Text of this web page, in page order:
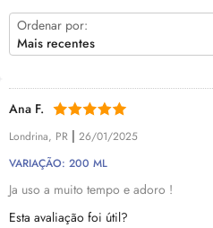
Ordenar por:
Mais recentes
Ana F.
Londrina, PR | 26/01/2025
VARIAÇÃO: 200 ML
Ja uso a muito tempo e adoro !
Esta avaliação foi útil?